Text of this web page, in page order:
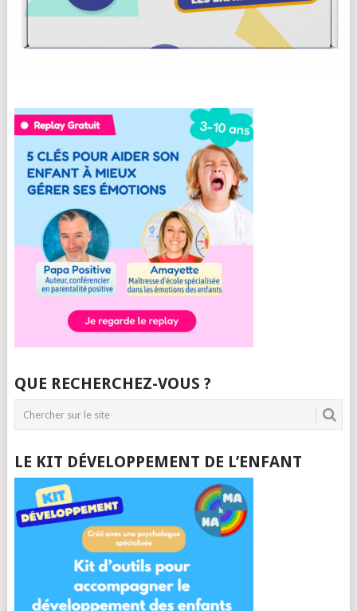
QUE RECHERCHEZ-VOUS ?
LE KIT DÉVELOPPEMENT DE L’ENFANT